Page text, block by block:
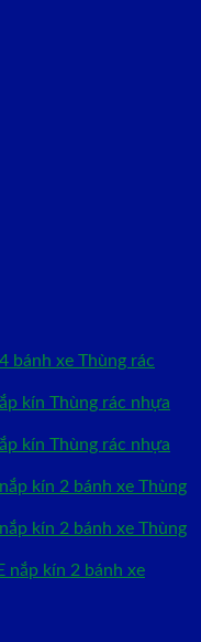
Thùng rác
Thùng rác nhựa
Thùng rác nhựa
Thùng
Thùng